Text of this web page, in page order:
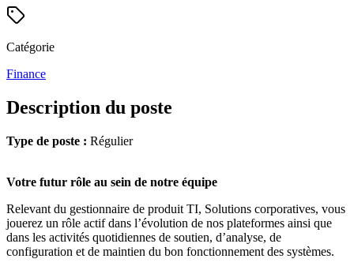
Catégorie
Finance
Description du poste
Type de poste : Régulier
Votre futur rôle au sein de notre équipe
Relevant du gestionnaire de produit TI, Solutions corporatives, vous
jouerez un rôle actif dans l’évolution de nos plateformes ainsi que
dans les activités quotidiennes de soutien, d’analyse, de
configuration et de maintien du bon fonctionnement des systèmes.